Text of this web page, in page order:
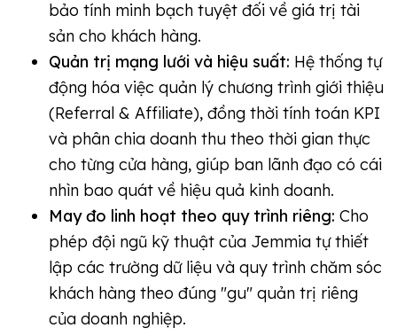
bảo tính minh bạch tuyệt đối về giá trị tài
sản cho khách hàng.
Quản trị mạng lưới và hiệu suất: Hệ thống tự
động hóa việc quản lý chương trình giới thiệu
(Referral & Affiliate), đồng thời tính toán KPI
và phân chia doanh thu theo thời gian thực
cho từng cửa hàng, giúp ban lãnh đạo có cái
nhìn bao quát về hiệu quả kinh doanh.
May đo linh hoạt theo quy trình riêng: Cho
phép đội ngũ kỹ thuật của Jemmia tự thiết
lập các trường dữ liệu và quy trình chăm sóc
khách hàng theo đúng "gu" quản trị riêng
của doanh nghiệp.